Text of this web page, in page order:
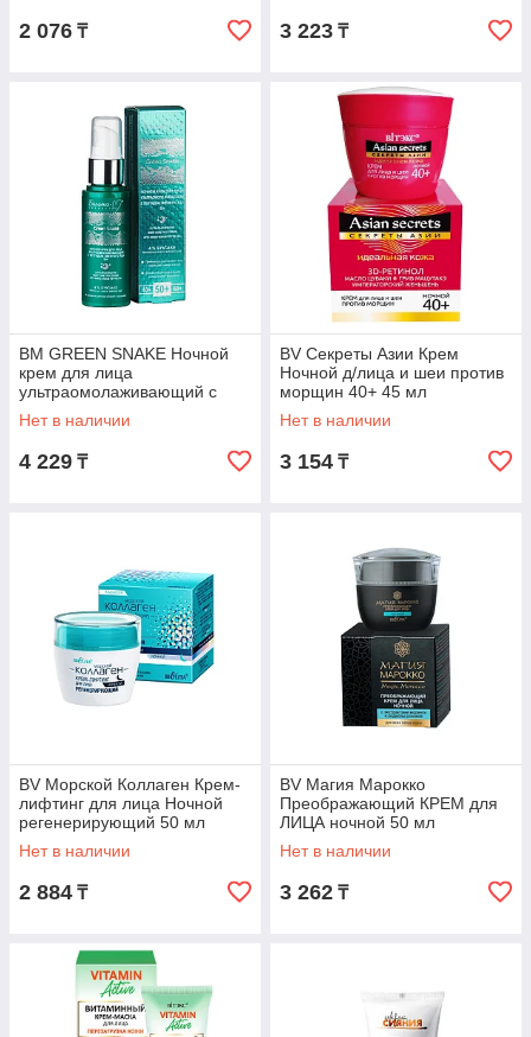
2 076 ₸ 3 223 ₸
BM GREEN SNAKE Ночной
крем для лица
ультраомолаживающий с
пептидом змеиного яда 50+
50мл
Нет в наличии
4 229 ₸
BV Секреты Азии Крем
Ночной д/лица и шеи против
морщин 40+ 45 мл
Нет в наличии
3 154 ₸
BV Морской Коллаген Крем-
лифтинг для лица Ночной
регенерирующий 50 мл
Нет в наличии
2 884 ₸
BV Магия Марокко
Преображающий КРЕМ для
ЛИЦА ночной 50 мл
Нет в наличии
3 262 ₸